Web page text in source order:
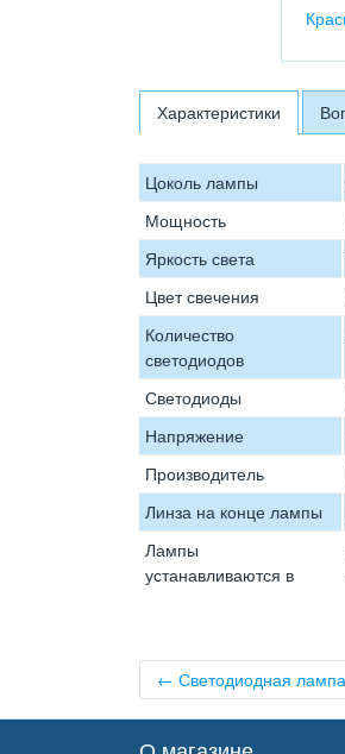
Характеристики
Цоколь лампы
Мощность
Яркость света
Цвет свечения
Количество
светодиодов
Светодиоды
Напряжение
Производитель
Линза на конце лампы
Лампы
устанавливаются в
← Светодиодная